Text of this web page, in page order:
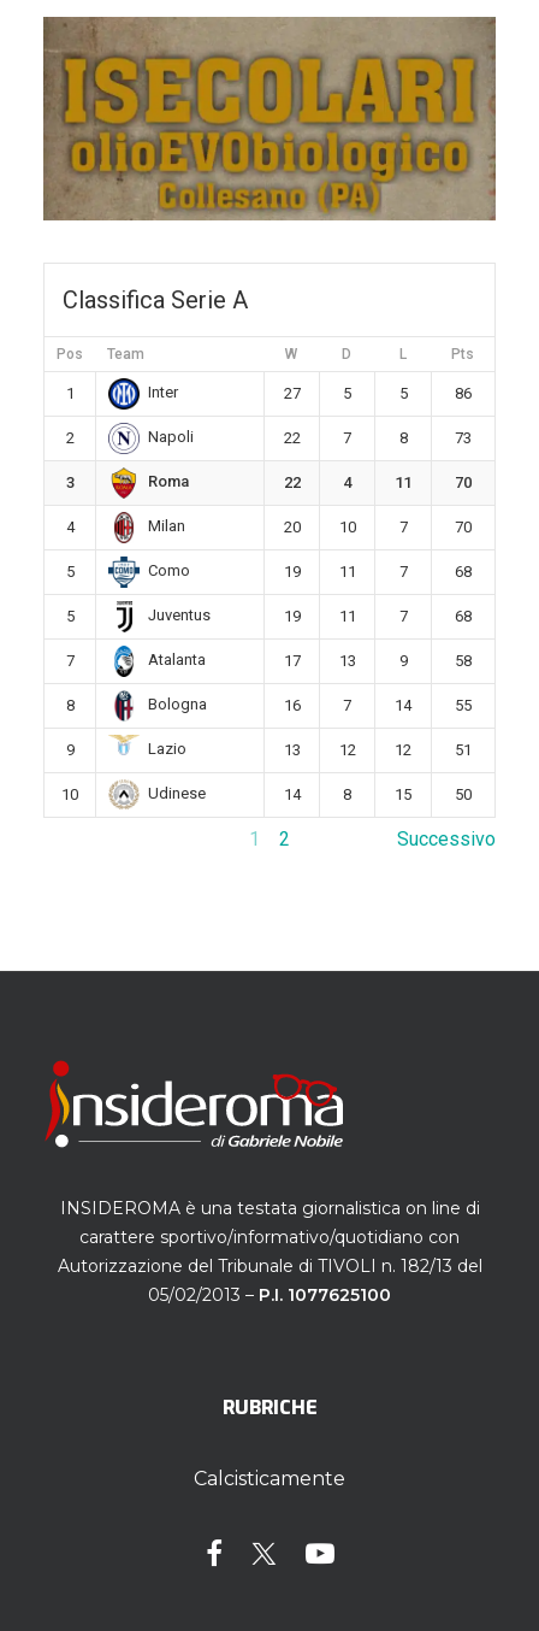
Classifica Serie A
Pos Team W D L Pts
1 Inter 27 5 5 86
2 Napoli 22 7 8 73
3 Roma 22 4 11 70
4 Milan 20 10 7 70
5 Como 19 11 7 68
5 Juventus 19 11 7 68
7 Atalanta 17 13 9 58
8 Bologna 16 7 14 55
9 Lazio 13 12 12 51
10 Udinese 14 8 15 50
1 2 Successivo
INSIDEROMA è una testata giornalistica on line di
carattere sportivo/informativo/quotidiano con
Autorizzazione del Tribunale di TIVOLI n. 182/13 del
05/02/2013 – P.I. 1077625100
RUBRICHE
Calcisticamente